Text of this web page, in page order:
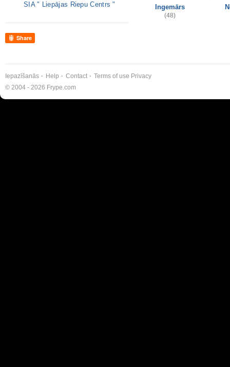
SIA " Liepājas Riepu Centrs "
Share
Ingemārs
(48)
Iepazīšanās Help Contact Terms of use Privacy
© 2004 - 2026 Frype.com